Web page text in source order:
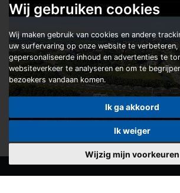
Wij gebruiken cookies
Wij maken gebruik van cookies en andere
uw surfervaring op onze website te verbeteren,
gepersonaliseerde inhoud en advertenties te
websiteverkeer te analyseren en om te
bezoekers vandaan komen.
Ik ga akkoord
Ik weiger
Wijzig mijn voorkeuren